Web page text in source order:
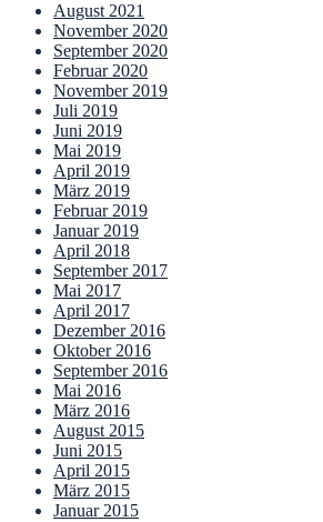
August 2021
November 2020
September 2020
Februar 2020
November 2019
Juli 2019
Juni 2019
Mai 2019
April 2019
März 2019
Februar 2019
Januar 2019
April 2018
September 2017
Mai 2017
April 2017
Dezember 2016
Oktober 2016
September 2016
Mai 2016
März 2016
August 2015
Juni 2015
April 2015
März 2015
Januar 2015